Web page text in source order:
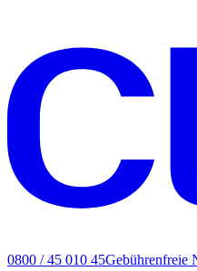
0800 / 45 010 45Gebührenfreie